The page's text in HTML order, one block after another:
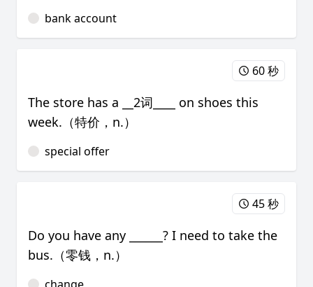
bank account
60 秒
The store has a __2词____ on shoes this
week.（特价，n.）
special offer
45 秒
Do you have any ______? I need to take the
bus.（零钱，n.）